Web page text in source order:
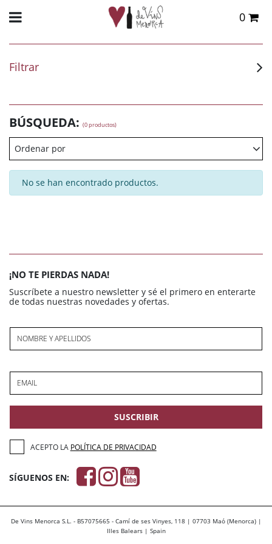
0
Filtrar
BÚSQUEDA: (0 productos)
Ordenar por
No se han encontrado productos.
¡NO TE PIERDAS NADA!
Suscríbete a nuestro newsletter y sé el primero en enterarte
de todas nuestras novedades y ofertas.
NOMBRE Y APELLIDOS
EMAIL
SUSCRIBIR
ACEPTO LA POLÍTICA DE PRIVACIDAD
SÍGUENOS EN:
De Vins Menorca S.L. - B57075665 - Camí de ses Vinyes, 118 | 07703 Maó (Menorca) |
Illes Balears | Spain